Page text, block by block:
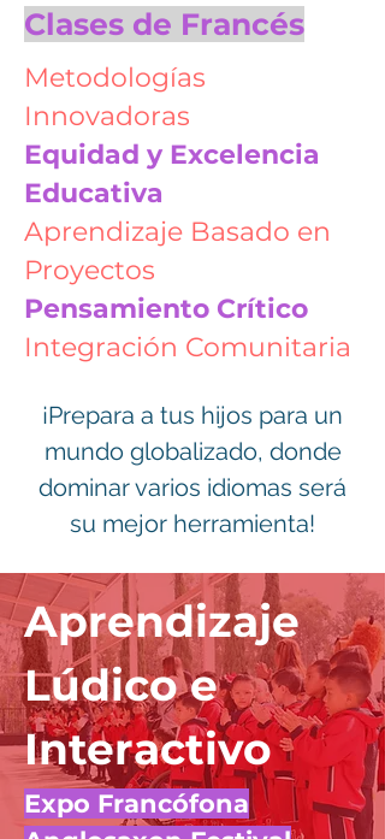
Clases de Francés
Metodologías
Innovadoras
Equidad y Excelencia
Educativa
Aprendizaje Basado en
Proyectos
Pensamiento Crítico
Integración Comunitaria
¡Prepara a tus hijos para un
mundo globalizado, donde
dominar varios idiomas será
su mejor herramienta!
Aprendizaje
Lúdico e
Interactivo
Expo Francófona